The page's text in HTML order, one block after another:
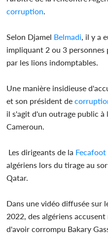
corruption.
Selon Djamel Belmadi, il y a
impliquant 2 ou 3 personnes
par les lions indomptables.
Une manière insidieuse
et son président de
il s'agit d'un outrage public à
Cameroun.
Les dirigeants de la Fecafoot
algériens lors du tirage au
Qatar.
Dans une vidéo diffusée sur
2022, des algériens
d'avoir corrompu Bakary